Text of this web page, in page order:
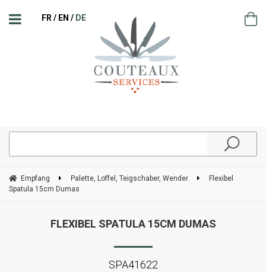
FR EN DE
Empfang Palette, Loffel, Teigschaber, Wender
Flexibel
Spatula 15cm Dumas
FLEXIBEL SPATULA 15CM DUMAS
SPA41622